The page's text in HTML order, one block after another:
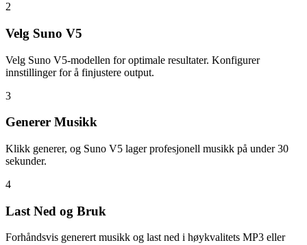
2
Velg Suno V5
Velg Suno V5-modellen for optimale resultater. Konfigurer
innstillinger for å finjustere output.
3
Generer Musikk
Klikk generer, og Suno V5 lager profesjonell musikk på under 30
sekunder.
4
Last Ned og Bruk
Forhåndsvis generert musikk og last ned i høykvalitets MP3 eller